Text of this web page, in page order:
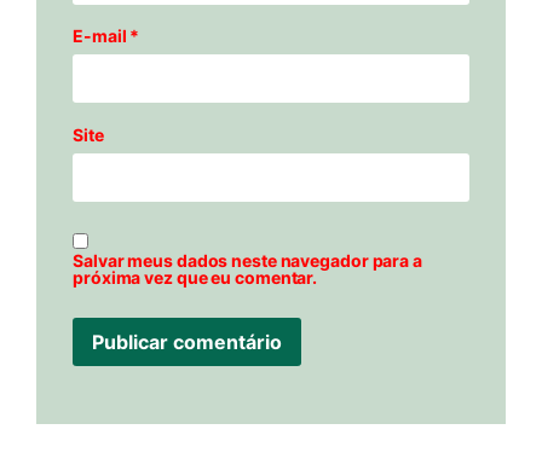
E-mail *
Site
Salvar meus dados neste navegador para a
próxima vez que eu comentar.